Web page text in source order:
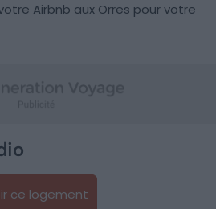
Airbnb aux Orres pour votre
ce logement